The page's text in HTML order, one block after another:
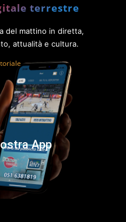
terrestre
del mattino in diretta,
attualità e cultura.
App